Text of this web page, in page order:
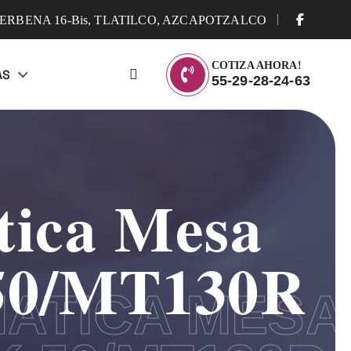
16-Bis, TLATILCO, AZCAPOTZALCO
COTIZA AHORA!
55-29-28-24-63
MESA
Mesa
MT130R